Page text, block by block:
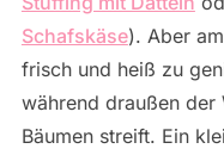
Schafskäse). Aber
frisch und heiß zu
während draußen
Bäumen streift. Ein